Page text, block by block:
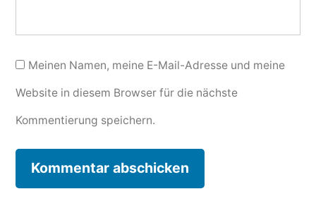
Meinen Namen, meine E-Mail-Adresse und meine
Website in diesem Browser für die nächste
Kommentierung speichern.